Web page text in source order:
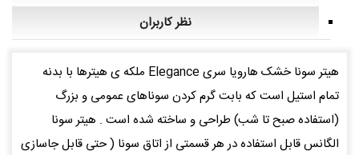
نظر کاربران
هیتر سونا خشک هارویا سری Elegance ملکه ی هیترها با بدنه
تمام استیل است که بابت گرم کردن سوناهای عمومی و بزرگ
(استفاده صبح تا شب) طراحی و ساخته شده است . هیتر سونا
الگانس قابل استفاده در هر قسمتی از اتاق سونا ( حتی قابل جاسازی